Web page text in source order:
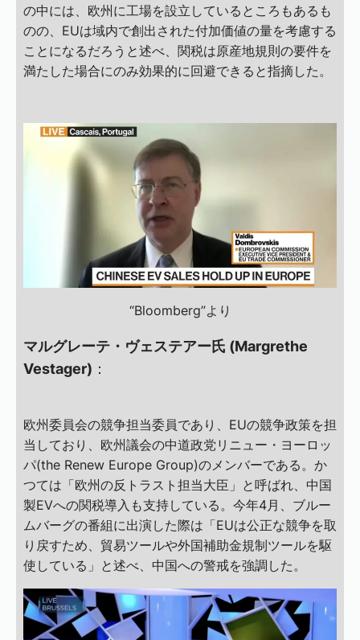
の中には、欧州に工場を設立しているところもあるも
のの、EUは域内で創出された付加価値の量を考慮する
ことになるだろうと述べ、関税は原産地規則の要件を
満たした場合にのみ効果的に回避できると指摘した。
“Bloomberg”より
マルグレーテ・ヴェステアー氏 (Margrethe
Vestager) ：
欧州委員会の競争担当委員であり、EUの競争政策を担
当しており、欧州議会の中道政党リニュー・ヨーロッ
パ(the Renew Europe Group)のメンバーである。か
つては「欧州の反トラスト担当大臣」と呼ばれ、中国
製EVへの関税導入も支持している。今年4月、ブルー
ムバーグの番組に出演した際は「EUは公正な競争を取
り戻すため、貿易ツールや外国補助金規制ツールを駆
使している」と述べ、中国への警戒を強調した。